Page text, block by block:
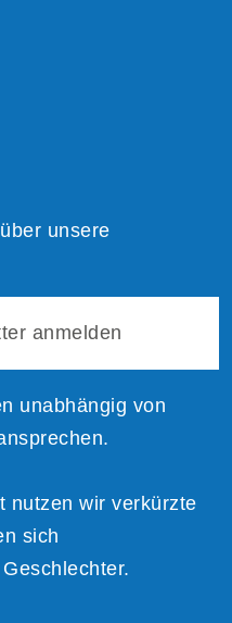
unsere
anmelden
unabhängig von
nutzen wir verkürzte
sich